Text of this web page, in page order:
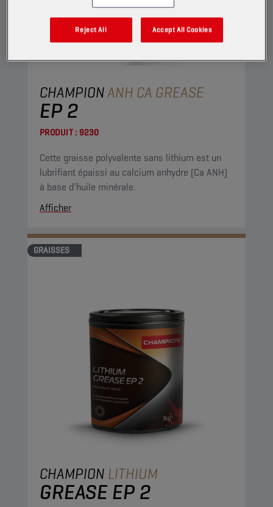
CHAMPIONANH CA GREASE
EP 2
PRODUIT : 9230
Cette graisse polyvalente sans lithium est un
lubrifiant épaissi au calcium anhydre (Ca ANH)
à base d’huile minérale.
Afficher
GRAISSES
CHAMPION LITHIUM
GREASE EP 2
Reject All Accept All Cookies